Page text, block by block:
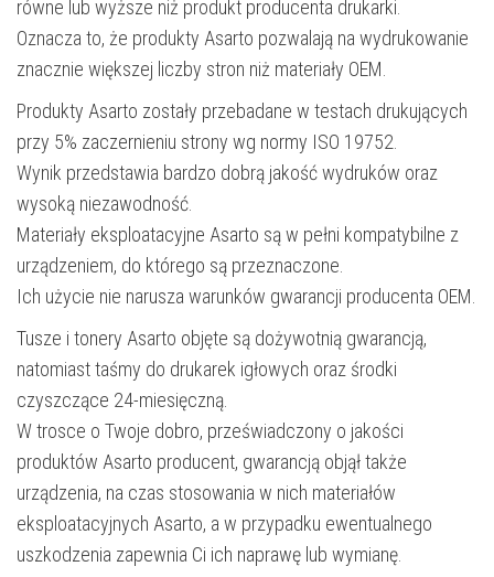
równe lub wyższe niż produkt producenta drukarki.
Oznacza to, że produkty Asarto pozwalają na wydrukowanie
znacznie większej liczby stron niż materiały OEM.
Produkty Asarto zostały przebadane w testach drukujących
przy 5% zaczernieniu strony wg normy ISO 19752.
Wynik przedstawia bardzo dobrą jakość wydruków oraz
wysoką niezawodność.
Materiały eksploatacyjne Asarto są w pełni kompatybilne z
urządzeniem, do którego są przeznaczone.
Ich użycie nie narusza warunków gwarancji producenta OEM.
Tusze i tonery Asarto objęte są dożywotnią gwarancją,
natomiast taśmy do drukarek igłowych oraz środki
czyszczące 24-miesięczną.
W trosce o Twoje dobro, przeświadczony o jakości
produktów Asarto producent, gwarancją objął także
urządzenia, na czas stosowania w nich materiałów
eksploatacyjnych Asarto, a w przypadku ewentualnego
uszkodzenia zapewnia Ci ich naprawę lub wymianę.